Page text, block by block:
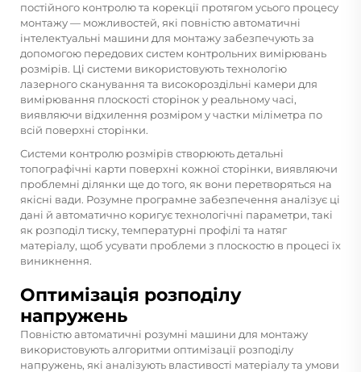
постійного контролю та корекції протягом усього процесу
монтажу — можливостей, які повністю автоматичні
інтелектуальні машини для монтажузабезпечують за
допомогою передових систем контрольних вимірювань
розмірів. Ці системи використовують технологію
лазерного сканування та високороздільні камери для
вимірювання плоскості сторінок у реальному часі,
виявляючи відхилення розміром у частки міліметра по
всій поверхні сторінки.
Системи контролю розмірів створюють детальні
топографічні карти поверхні кожної сторінки, виявляючи
проблемні ділянки ще до того, як вони перетворяться на
якісні вади. Розумне програмне забезпечення аналізує ці
дані й автоматично коригує технологічні параметри, такі
як розподіл тиску, температурні профілі та натяг
матеріалу, щоб усувати проблеми з плоскостю в процесі їх
виникнення.
Оптимізація розподілу
напружень
Повністю автоматичні розумні машини для монтажу
використовують алгоритми оптимізації розподілу
напружень, які аналізують властивості матеріалу та умови